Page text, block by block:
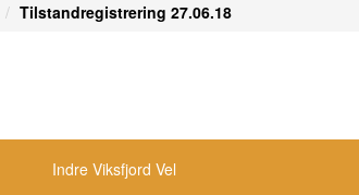
Tilstandregistrering 27.06.18
Indre Viksfjord Vel